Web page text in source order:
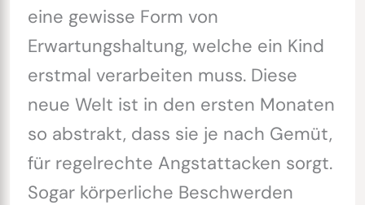
eine gewisse Form von
Erwartungshaltung, welche ein Kind
erstmal verarbeiten muss. Diese
neue Welt ist in den ersten Monaten
so abstrakt, dass sie je nach Gemüt,
für regelrechte Angstattacken sorgt.
Sogar körperliche Beschwerden